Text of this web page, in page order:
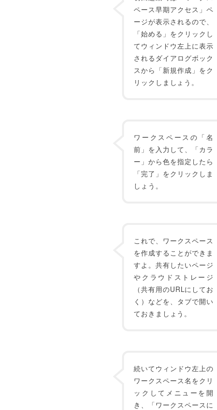
ペース早期アクセス」ペ
ージが表示されるので、
「始める」をクリックし
てウィンドウ左上に表示
されるダイアログボック
スから「新規作成」をク
リックしましょう。
ワークスペースの「名
前」を入力して、「カラ
ー」から色を指定したら
「完了」をクリックしま
しょう。
これで、ワークスペース
を作成することができま
すよ。共有したいページ
やクラウドストレージ
（共有用のURLにしてお
く）などを、タブで開い
ておきましょう。
続いてウィンドウ左上の
ワークスペース名をクリ
ックしてメニューを開
き、「ワークスペースに